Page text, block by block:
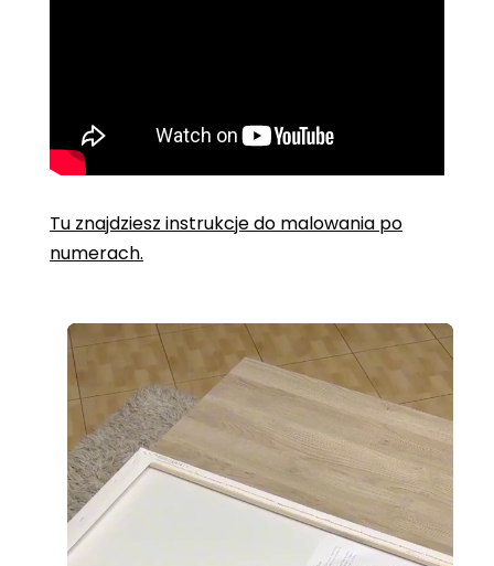
Tu znajdziesz instrukcje do malowania po
numerach.